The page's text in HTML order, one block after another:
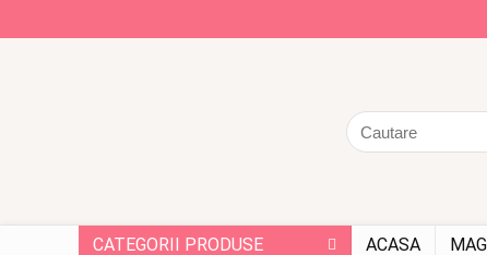
CATEGORII PRODUSE ACASA